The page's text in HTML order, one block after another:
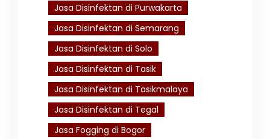
Jasa Disinfektan di Purwakarta
Jasa Disinfektan di Semarang
Jasa Disinfektan di Solo
Jasa Disinfektan di Tasik
Jasa Disinfektan di Tasikmalaya
Jasa Disinfektan di Tegal
Jasa Fogging di Bogor